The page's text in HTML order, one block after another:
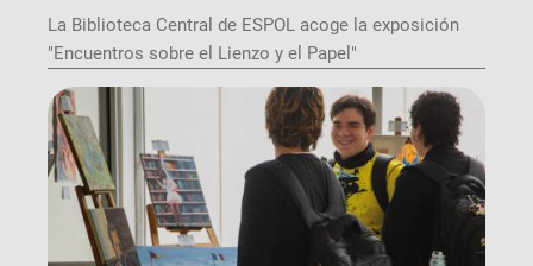
La Biblioteca Central de ESPOL acoge la exposición
"Encuentros sobre el Lienzo y el Papel"